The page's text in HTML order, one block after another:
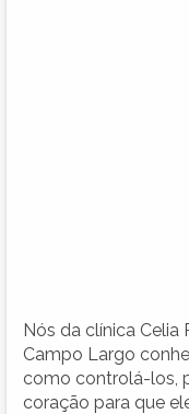
Nós da clínica Celia
Campo Largo
como controlá-los,
coração para que